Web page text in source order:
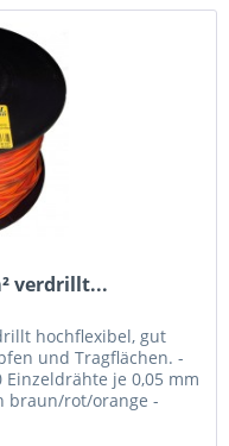
verdrillt...
hochflexibel, gut
und Tragflächen. -
je 0,05 mm
braun/rot/orange -